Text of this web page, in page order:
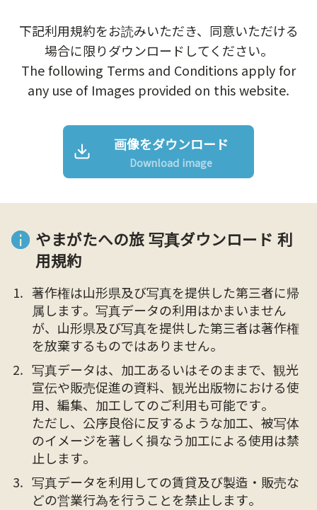
下記利用規約をお読みいただき、同意いただける
場合に限りダウンロードしてください。
The following Terms and Conditions apply for
any use of Images provided on this website.
画像をダウンロード
Download image
やまがたへの旅 写真ダウンロード 利
用規約
著作権は山形県及び写真を提供した第三者に帰
属します。写真データの利用はかまいません
が、山形県及び写真を提供した第三者は著作権
を放棄するものではありません。
写真データは、加工あるいはそのままで、観光
宣伝や販売促進の資料、観光出版物における使
用、編集、加工してのご利用も可能です。
ただし、公序良俗に反するような加工、被写体
のイメージを著しく損なう加工による使用は禁
止します。
写真データを利用しての賃貸及び製造・販売な
どの営業行為を行うことを禁止します。